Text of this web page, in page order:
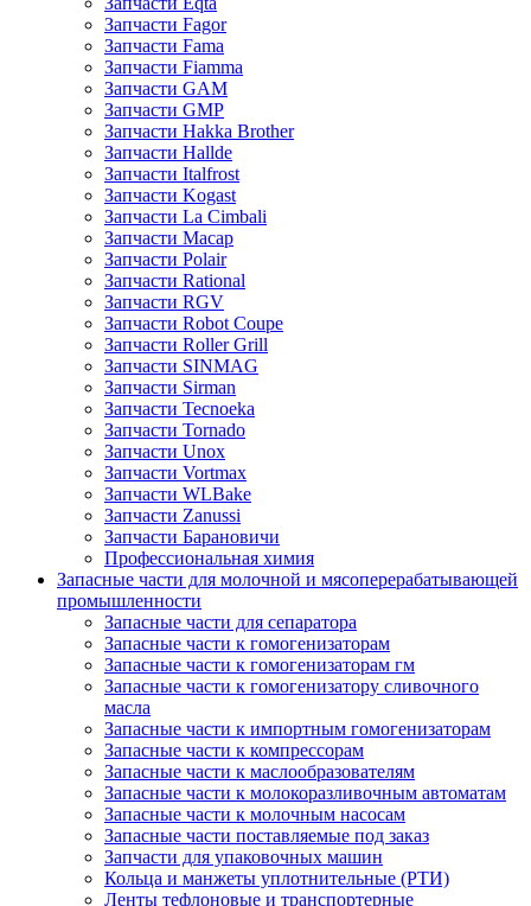
Запчасти Fagor
Запчасти Fama
Запчасти Fiamma
Запчасти GAM
Запчасти GMP
Запчасти Hakka Brother
Запчасти Hallde
Запчасти Italfrost
Запчасти Kogast
Запчасти La Cimbali
Запчасти Macap
Запчасти Polair
Запчасти Rational
Запчасти RGV
Запчасти Robot Coupe
Запчасти Roller Grill
Запчасти SINMAG
Запчасти Sirman
Запчасти Tecnoeka
Запчасти Tornado
Запчасти Unox
Запчасти Vortmax
Запчасти WLBake
Запчасти Zanussi
Запчасти Барановичи
Профессиональная химия
Запасные части для молочной и мясоперерабатывающей
промышленности
Запасные части для сепаратора
Запасные части к гомогенизаторам
Запасные части к гомогенизаторам гм
Запасные части к гомогенизатору сливочного
масла
Запасные части к импортным гомогенизаторам
Запасные части к компрессорам
Запасные части к маслообразователям
Запасные части к молокоразливочным автоматам
Запасные части к молочным насосам
Запасные части поставляемые под заказ
Запчасти для упаковочных машин
Кольца и манжеты уплотнительные (РТИ)
Ленты тефлоновые и транспортерные